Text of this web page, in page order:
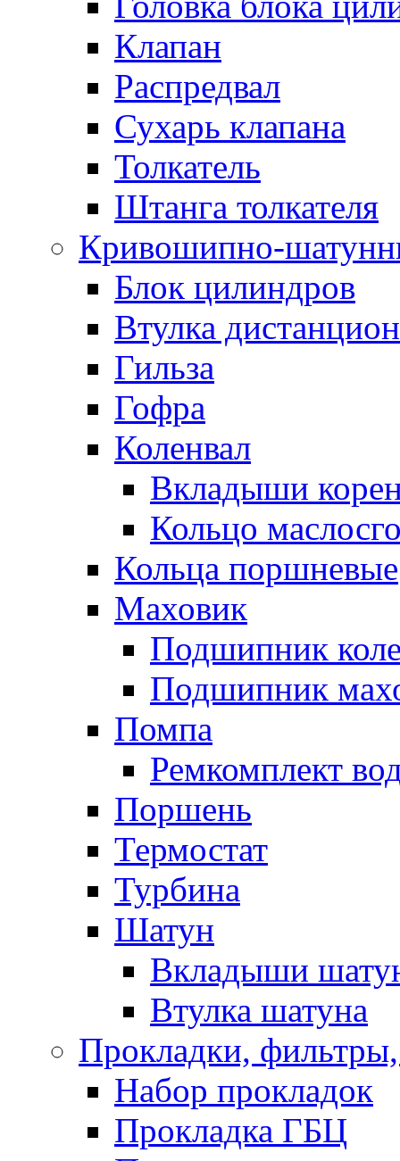
Клапан
Распредвал
Сухарь клапана
Толкатель
Штанга толкателя
Кривошипно-
Блок цилиндров
Втулка
Гильза
Гофра
Коленвал
Вкладыши
Кольцо
Кольца поршневые
Маховик
Подшипник
Подшипник
Помпа
Ремкомплект
Поршень
Термостат
Турбина
Шатун
Вкладыши
Втулка шатуна
Прокладки,
Набор прокладок
Прокладка ГБЦ